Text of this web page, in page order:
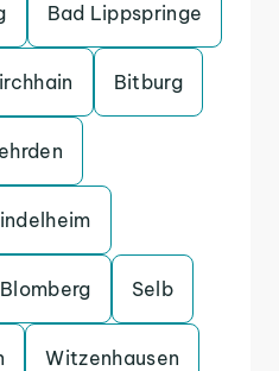
Bad Lippspringe
Bitburg
Blomberg Selb
Witzenhausen